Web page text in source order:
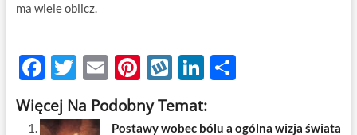
ma wiele oblicz.
F
ac
e
T
w
itt
E
m
ail
Pi
nt
er
W
k
Li
k
S
ar
Więcej Na Podobny Temat:
Postawy wobec bólu a ogólna wizja świata